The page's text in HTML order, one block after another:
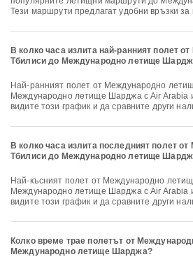
Тези маршрути предлагат удобни връзки
В колко часа излита най-ранният полет
Тбилиси до Международно летище
Най-ранният полет от Международно летище Тбилиси до
Международно летище Шарджа с Air Arabia
видите този график и да сравните други
В колко часа излита последният полет
Тбилиси до Международно летище
Най-късният полет от Международно летище Тбилиси до
Международно летище Шарджа с Air Arabia
видите този график и да сравните други
Колко време трае полетът от
Международно летище Шарджа?